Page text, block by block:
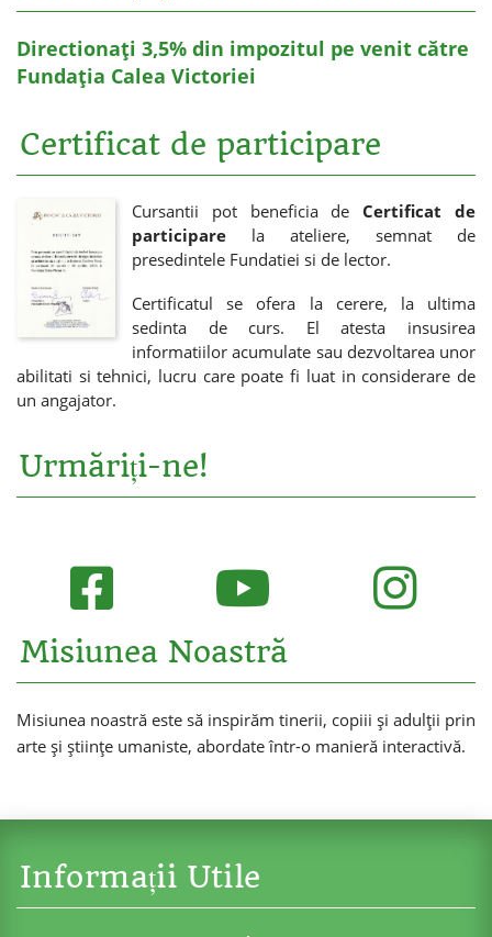
Directionați 3,5% din impozitul pe venit către
Fundația Calea Victoriei
Certificat de participare
Cursantii pot beneficia de Certificat de
participare la ateliere, semnat de
presedintele Fundatiei si de lector.
Certificatul se ofera la cerere, la ultima
sedinta de curs. El atesta insusirea
informatiilor acumulate sau dezvoltarea unor
abilitati si tehnici, lucru care poate fi luat in considerare de
un angajator.
Urmăriți-ne!
Misiunea Noastră
Misiunea noastră este să inspirăm tinerii, copiii și adulții prin
arte și științe umaniste, abordate într-o manieră interactivă.
Informații Utile